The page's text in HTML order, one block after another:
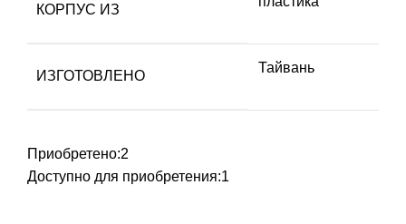
КОРПУС ИЗ
ИЗГОТОВЛЕНО
Тайвань
Приобретено:2
Доступно для приобретения:1